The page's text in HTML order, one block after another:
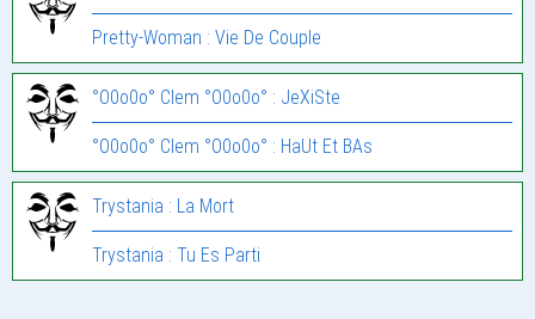
Pretty-Woman : Vie De Couple
°O0o0o° Clem °O0o0o° : JeXiSte
°O0o0o° Clem °O0o0o° : HaUt Et BAs
Trystania : La Mort
Trystania : Tu Es Parti